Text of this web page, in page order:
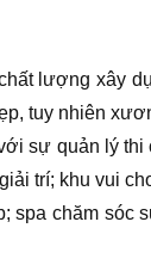
lượng xây
tuy nhiên
sự quản lý
trí; khu vui
spa chăm sóc